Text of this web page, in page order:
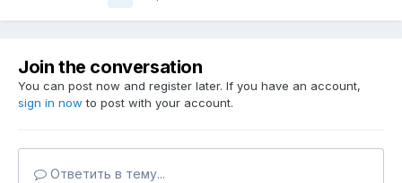
Join the conversation
You can post now and register later. If you have an account,
sign in now to post with your account.
Ответить в тему...